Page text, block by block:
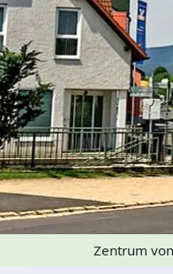
Zentrum